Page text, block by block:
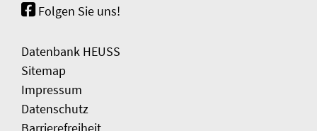
Folgen Sie uns!
Datenbank HEUSS
Sitemap
Impressum
Datenschutz